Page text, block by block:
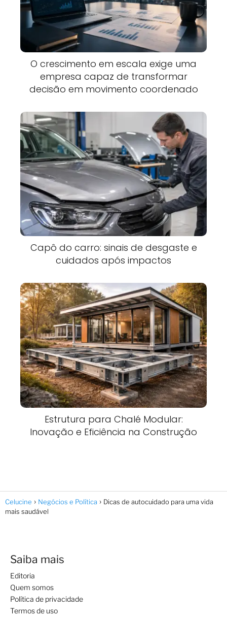
O crescimento em escala exige uma
empresa capaz de transformar
decisão em movimento coordenado
Capô do carro: sinais de desgaste e
cuidados após impactos
Estrutura para Chalé Modular:
Inovação e Eficiência na Construção
Celucine Negócios e Política
Dicas de autocuidado para uma vida
mais saudável
Saiba mais
Editoria
Quem somos
Política de privacidade
Termos de uso